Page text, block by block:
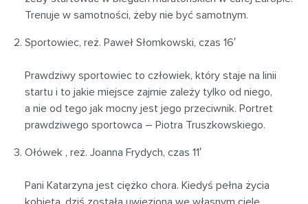
Trenuje w samotności, żeby nie być samotnym.
Sportowiec, reż. Paweł Słomkowski, czas 16′
Prawdziwy sportowiec to człowiek, który staje na linii
startu i to jakie miejsce zajmie zależy tylko od niego,
a nie od tego jak mocny jest jego przeciwnik. Portret
prawdziwego sportowca – Piotra Truszkowskiego.
Ołówek , reż. Joanna Frydych, czas 11′
Pani Katarzyna jest ciężko chora. Kiedyś pełna życia